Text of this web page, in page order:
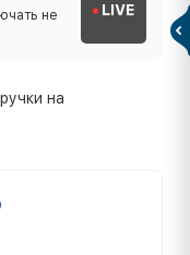
не
LIVE
на